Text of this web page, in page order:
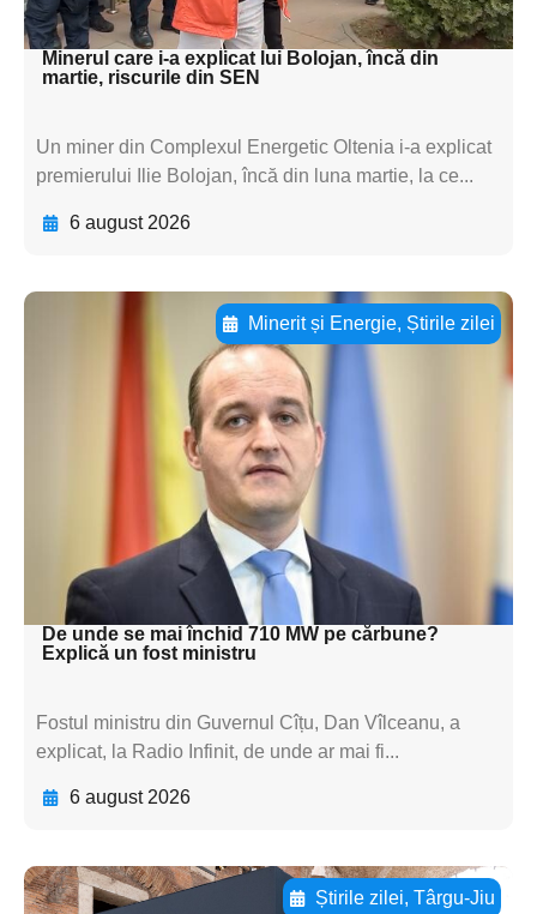
textul pentru subti
Minerul care i-a explicat lui Bolojan, încă din
martie, riscurile din SEN
Un miner din Complexul Energetic Oltenia i-a explicat
premierului Ilie Bolojan, încă din luna martie, la ce...
6 august 2026
Minerit și Energie, Știrile zilei
Adaugă aici textul pentru
subtitluAdaugă aici
textul pentru
subtitluAdaugă aici
textul pentru
subtitluAdaugă aici
textul pentru subti
De unde se mai închid 710 MW pe cărbune?
Explică un fost ministru
Fostul ministru din Guvernul Cîțu, Dan Vîlceanu, a
explicat, la Radio Infinit, de unde ar mai fi...
6 august 2026
Știrile zilei, Târgu-Jiu